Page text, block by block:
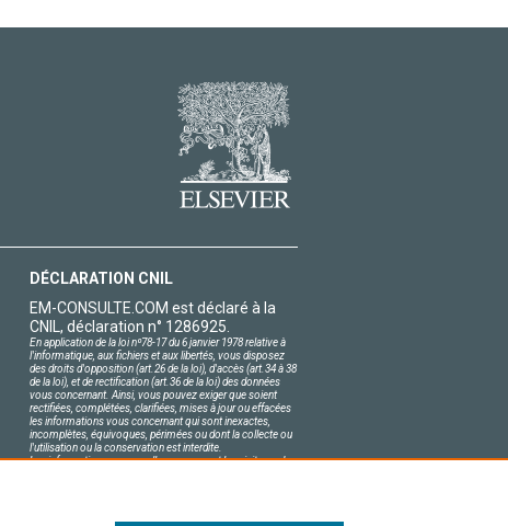
DÉCLARATION CNIL
EM-CONSULTE.COM est déclaré à la
CNIL, déclaration n° 1286925.
En application de la loi nº78-17 du 6 janvier 1978 relative à
l'informatique, aux fichiers et aux libertés, vous disposez
des droits d'opposition (art.26 de la loi), d'accès (art.34 à 38
de la loi), et de rectification (art.36 de la loi) des données
vous concernant. Ainsi, vous pouvez exiger que soient
rectifiées, complétées, clarifiées, mises à jour ou effacées
les informations vous concernant qui sont inexactes,
incomplètes, équivoques, périmées ou dont la collecte ou
l'utilisation ou la conservation est interdite.
Les informations personnelles concernant les visiteurs de